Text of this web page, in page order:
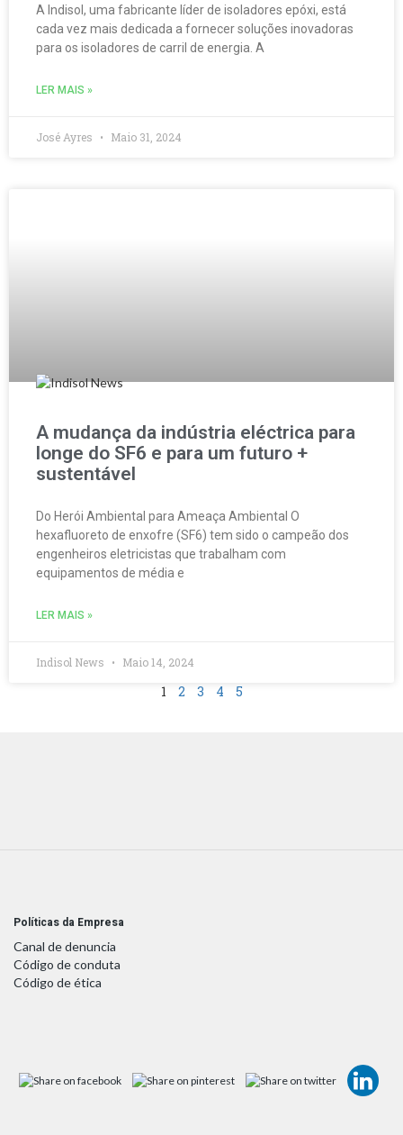
A Indisol, uma fabricante líder de isoladores epóxi, está
cada vez mais dedicada a fornecer soluções inovadoras
para os isoladores de carril de energia. A
LER MAIS »
José Ayres Maio 31, 2024
A mudança da indústria eléctrica para
longe do SF6 e para um futuro +
sustentável
Do Herói Ambiental para Ameaça Ambiental O
hexafluoreto de enxofre (SF6) tem sido o campeão dos
engenheiros eletricistas que trabalham com
equipamentos de média e
LER MAIS »
Indisol News Maio 14, 2024
1 2 3 4 5
Políticas da Empresa
Canal de denuncia
Código de conduta
Código de ética